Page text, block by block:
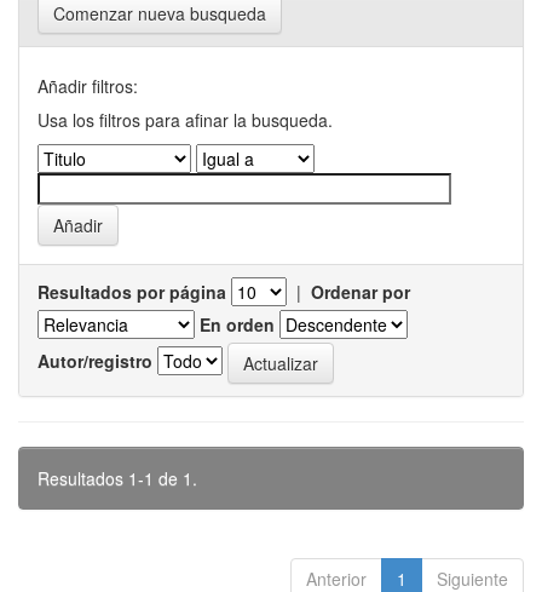
Comenzar nueva busqueda
Añadir filtros:
Usa los filtros para afinar la busqueda.
Resultados por página | Ordenar por
En orden
Autor/registro
Resultados 1-1 de 1.
Anterior 1 Siguiente